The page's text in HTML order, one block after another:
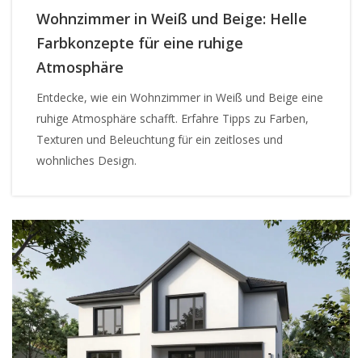
Wohnzimmer in Weiß und Beige: Helle
Farbkonzepte für eine ruhige
Atmosphäre
Entdecke, wie ein Wohnzimmer in Weiß und Beige eine
ruhige Atmosphäre schafft. Erfahre Tipps zu Farben,
Texturen und Beleuchtung für ein zeitloses und
wohnliches Design.